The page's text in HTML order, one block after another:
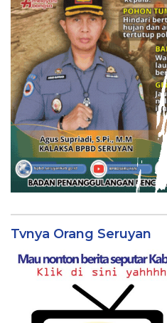
Tvnya Orang Seruyan